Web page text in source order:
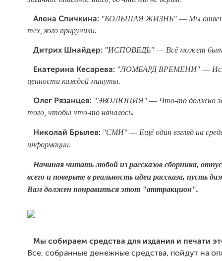
Алена Спичкина: "БОЛЬШАЯ ЖИЗНЬ" –– Мы
тех, кого приручили.
Дитрих Шнайдер: "ИСПОВЕДЬ" –– Всё может быть
Екатерина Кесарева: "ЛОМБАРД ВРЕМЕНИ" ––
ценности каждой минуты.
Олег Рязанцев: "ЭВОЛЮЦИЯ" –– Что-то должно
того, чтобы что-то началось.
Николай Брылев: "СМИ" –– Ещё один взгляд на
информации.
Начиная читать любой из рассказов сборника,
всего и поверьте в реальность идеи рассказа, пусть
Вам должен понравиться этот "аттракцион".
Мы собираем средства для издания и печати
Все, собранные денежные средства, пойдут на